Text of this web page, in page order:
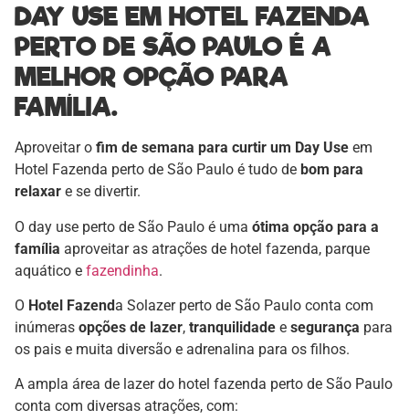
DAY USE EM HOTEL FAZENDA
PERTO DE SÃO PAULO É A
MELHOR OPÇÃO PARA
FAMÍLIA.
Aproveitar o fim de semana para curtir um Day Use em
Hotel Fazenda perto de São Paulo é tudo de bom para
relaxar e se divertir.
O day use perto de São Paulo é uma ótima opção para a
família aproveitar as atrações de hotel fazenda, parque
aquático e fazendinha.
O Hotel Fazenda Solazer perto de São Paulo conta com
inúmeras opções de lazer, tranquilidade e segurança para
os pais e muita diversão e adrenalina para os filhos.
A ampla área de lazer do hotel fazenda perto de São Paulo
conta com diversas atrações, com: